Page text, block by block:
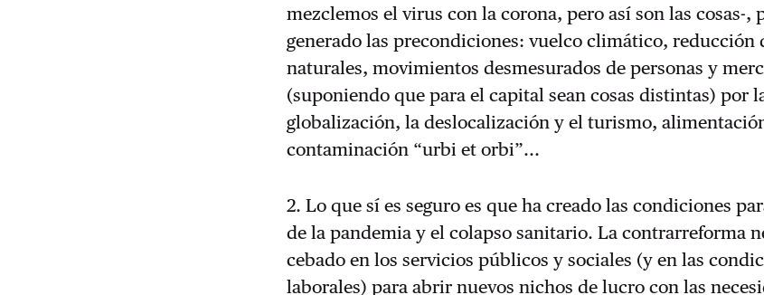
mezclemos el virus con la corona, pero así son las cosas-,
generado las precondiciones: vuelco climático, reducción
naturales, movimientos desmesurados de personas y
(suponiendo que para el capital sean cosas distintas) por
globalización, la deslocalización y el tu­rismo,
contaminación “urbi et orbi”...
2. Lo que sí es seguro es que ha creado las condiciones
de la pande­mia y el colapso sanitario. La contrarreforma
cebado en los servicios públicos y sociales (y en las
laborales) para abrir nuevos nichos de lucro con las